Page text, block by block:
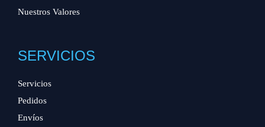
Nuestros Valores
SERVICIOS
Servicios
Pedidos
Envíos